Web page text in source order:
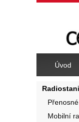
Mobilní
Úvod